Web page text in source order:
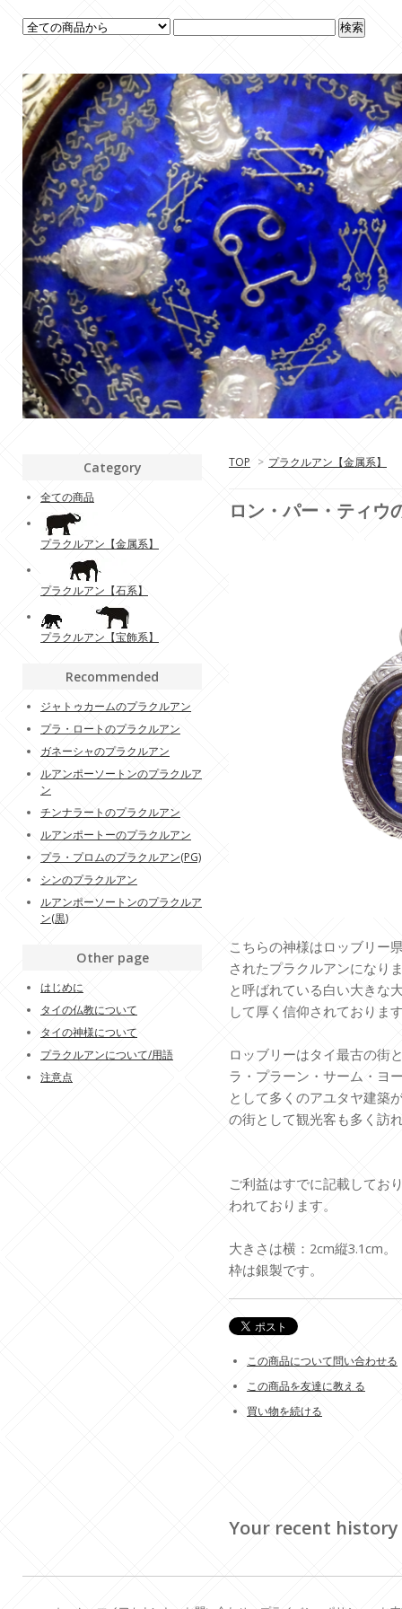
TOP > プラクルアン【金属系】
ロン・パー・ティウ
こちらの神様はロッブリー
されたプラクルアンになり
と呼ばれている白い大きな
して厚く信仰されておりま
ロッブリーはタイ最古の街
ラ・プラーン・サーム・ヨ
として多くのアユタヤ建築
の街として観光客も多く訪
ご利益はすでに記載してお
われております。
大きさは横：2cm縦3.1cm。
枠は銀製です。
この商品について問い合わせる
この商品を友達に教える
買い物を続ける
Your recent history
Category
全ての商品
プラクルアン【金属系】
プラクルアン【石系】
プラクルアン【宝飾系】
Recommended
ジャトゥカームのプラクルアン
プラ・ロートのプラクルアン
ガネーシャのプラクルアン
ルアンポーソートンのプラクルア
ン
チンナラートのプラクルアン
ルアンポートーのプラクルアン
プラ・プロムのプラクルアン(PG)
シンのプラクルアン
ルアンポーソートンのプラクルア
ン(黒)
Other page
はじめに
タイの仏教について
タイの神様について
プラクルアンについて/用語
注意点